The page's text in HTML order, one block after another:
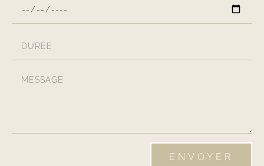
ENVOYER